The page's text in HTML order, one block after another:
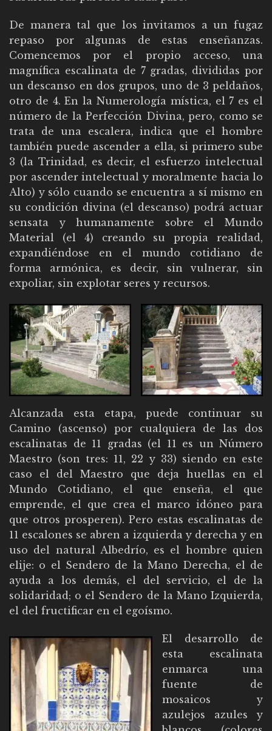
De manera tal que los invitamos a un fugaz
repaso por algunas de estas enseñanzas.
Comencemos por el propio acceso, una
magnífica escalinata de 7 gradas, divididas por
un descanso en dos grupos, uno de 3 peldaños,
otro de 4. En la Numerología mística, el 7 es el
número de la Perfección Divina, pero, como se
trata de una escalera, indica que el hombre
también puede ascender a ella, si primero sube
3 (la Trinidad, es decir, el esfuerzo intelectual
por ascender intelectual y moralmente hacia lo
Alto) y sólo cuando se encuentra a sí mismo en
su condición divina (el descanso) podrá actuar
sensata y humanamente sobre el Mundo
Material (el 4) creando su propia realidad,
expandiéndose en el mundo cotidiano de
forma armónica, es decir, sin vulnerar, sin
expoliar, sin explotar seres y recursos.
Alcanzada esta etapa, puede continuar su
Camino (ascenso) por cualquiera de las dos
escalinatas de 11 gradas (el 11 es un Número
Maestro (son tres: 11, 22 y 33) siendo en este
caso el del Maestro que deja huellas en el
Mundo Cotidiano, el que enseña, el que
emprende, el que crea el marco idóneo para
que otros prosperen). Pero estas escalinatas de
11 escalones se abren a izquierda y derecha y en
uso del natural Albedrío, es el hombre quien
elije: o el Sendero de la Mano Derecha, el de
ayuda a los demás, el del servicio, el de la
solidaridad; o el Sendero de la Mano Izquierda,
el del fructificar en el egoísmo.
El desarrollo de
esta escalinata
enmarca una
fuente de
mosaicos y
azulejos azules y